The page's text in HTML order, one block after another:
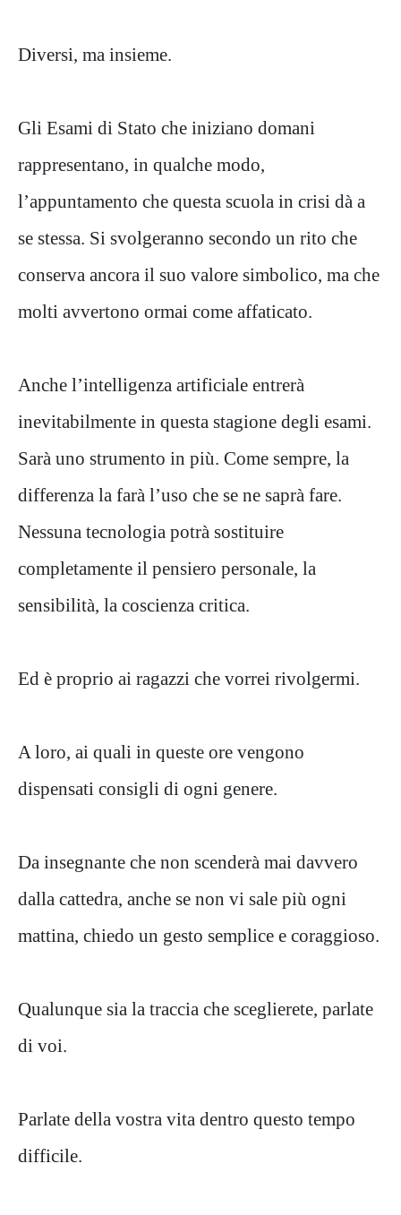
Diversi, ma insieme.
Gli Esami di Stato che iniziano domani
rappresentano, in qualche modo,
l’appuntamento che questa scuola in crisi dà a
se stessa. Si svolgeranno secondo un rito che
conserva ancora il suo valore simbolico, ma che
molti avvertono ormai come affaticato.
Anche l’intelligenza artificiale entrerà
inevitabilmente in questa stagione degli esami.
Sarà uno strumento in più. Come sempre, la
differenza la farà l’uso che se ne saprà fare.
Nessuna tecnologia potrà sostituire
completamente il pensiero personale, la
sensibilità, la coscienza critica.
Ed è proprio ai ragazzi che vorrei rivolgermi.
A loro, ai quali in queste ore vengono
dispensati consigli di ogni genere.
Da insegnante che non scenderà mai davvero
dalla cattedra, anche se non vi sale più ogni
mattina, chiedo un gesto semplice e coraggioso.
Qualunque sia la traccia che sceglierete, parlate
di voi.
Parlate della vostra vita dentro questo tempo
difficile.